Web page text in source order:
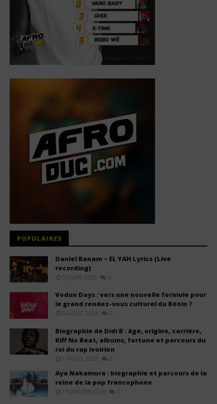
POPULAIRES
Daniel Banam – EL YAH Lyrics (Live
recording)
29 JUIN 2025 0
Vodun Days : vers une nouvelle formule pour
le grand rendez-vous culturel du Bénin ?
6 AOÛT 2026 0
Biographie de Didi B : âge, origine, carrière,
Kiff No Beat, albums, fortune et parcours du
roi du rap ivoirien
1 AOÛT 2026 0
Aya Nakamura : biographie et parcours de la
reine de la pop francophone
19 JANVIER 2026 0